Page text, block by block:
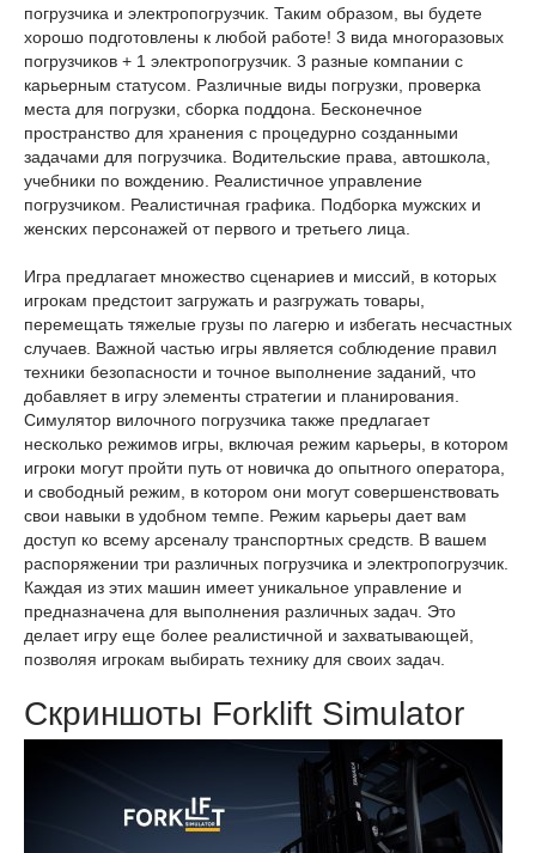
погрузчика и электропогрузчик. Таким образом, вы будете
хорошо подготовлены к любой работе! 3 вида многоразовых
погрузчиков + 1 электропогрузчик. 3 разные компании с
карьерным статусом. Различные виды погрузки, проверка
места для погрузки, сборка поддона. Бесконечное
пространство для хранения с процедурно созданными
задачами для погрузчика. Водительские права, автошкола,
учебники по вождению. Реалистичное управление
погрузчиком. Реалистичная графика. Подборка мужских и
женских персонажей от первого и третьего лица.
Игра предлагает множество сценариев и миссий, в которых
игрокам предстоит загружать и разгружать товары,
перемещать тяжелые грузы по лагерю и избегать несчастных
случаев. Важной частью игры является соблюдение правил
техники безопасности и точное выполнение заданий, что
добавляет в игру элементы стратегии и планирования.
Симулятор вилочного погрузчика также предлагает
несколько режимов игры, включая режим карьеры, в котором
игроки могут пройти путь от новичка до опытного оператора,
и свободный режим, в котором они могут совершенствовать
свои навыки в удобном темпе. Режим карьеры дает вам
доступ ко всему арсеналу транспортных средств. В вашем
распоряжении три различных погрузчика и электропогрузчик.
Каждая из этих машин имеет уникальное управление и
предназначена для выполнения различных задач. Это
делает игру еще более реалистичной и захватывающей,
позволяя игрокам выбирать технику для своих задач.
Скриншоты Forklift Simulator